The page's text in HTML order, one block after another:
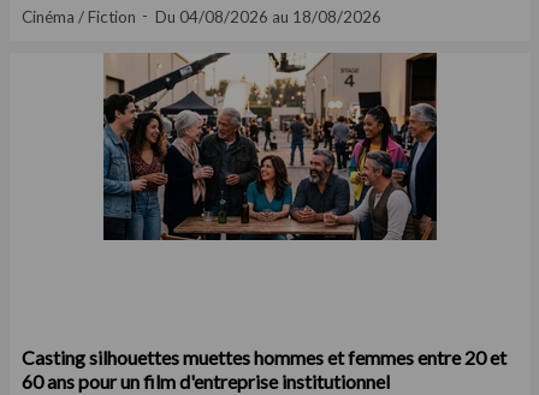
Cinéma / Fiction Du 04/08/2026 au 18/08/2026
Casting silhouettes muettes hommes et femmes entre 20 et
60 ans pour un film d'entreprise institutionnel